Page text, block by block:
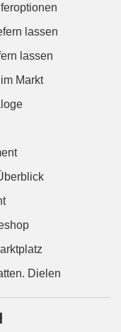
lassen
lassen
Markt
Dielen